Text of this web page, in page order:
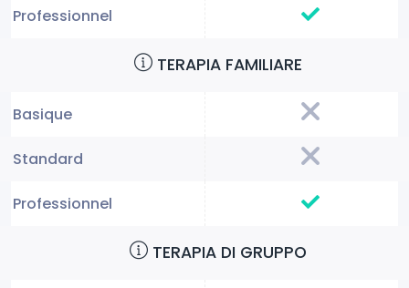
TERAPIA FAMILIARE
TERAPIA DI GRUPPO